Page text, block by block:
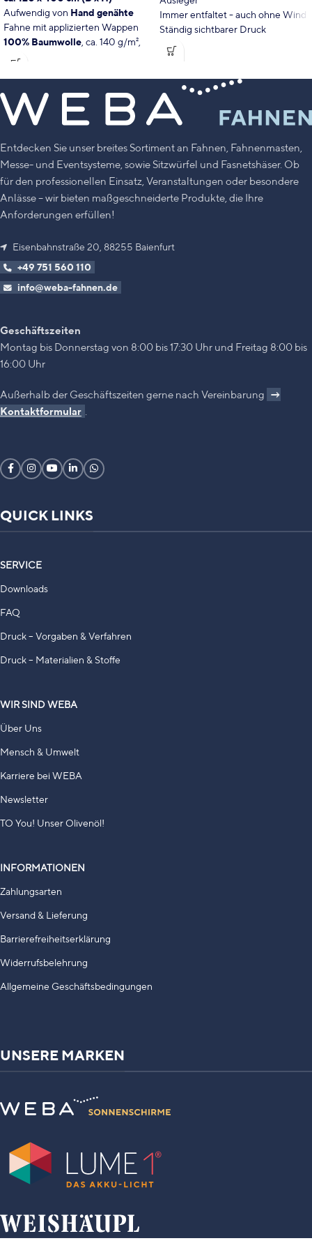
Aufwendig von Hand genähte
Fahne mit applizierten Wappen
100% Baumwolle , ca. 140 g/m²,
waschbar
Oberschwaben
Inkl. Banner-Aufhängung aus Holz
Mit hochwertig, handgefertigter
Aufbewahrungshülle
auf Anfrage: mit
Holzquerstab unten
Zu den klassischen Ravensburger
Fahnen
Immer entfaltet - auch ohne Wind
Ständig sichtbarer Druck
Ihre Stadt / Gemeinde bitte im
Warenkorb angeben.
Entdecken Sie unser breites Sortiment an Fahnen, Fahnenmasten,
Messe- und Eventsysteme, sowie Sitzwürfel und Fasnetshäser. Ob
für den professionellen Einsatz, Veranstaltungen oder besondere
Anlässe – wir bieten maßgeschneiderte Produkte, die Ihre
Anforderungen erfüllen!
Eisenbahnstraße 20, 88255 Baienfurt
+49 751 560 110
info@weba-fahnen.de
Geschäftszeiten
Montag bis Donnerstag von 8:00 bis 17:30 Uhr und Freitag 8:00 bis
16:00 Uhr
Außerhalb der Geschäftszeiten gerne nach Vereinbarung →
Kontaktformular
QUICK LINKS
SERVICE
Downloads
FAQ
Druck – Vorgaben & Verfahren
Druck – Materialien & Stoffe
WIR SIND WEBA
Über Uns
Mensch & Umwelt
Karriere bei WEBA
Newsletter
TO You! Unser Olivenöl!
INFORMATIONEN
Zahlungsarten
Versand & Lieferung
Barrierefreiheitserklärung
Widerrufsbelehrung
Allgemeine Geschäftsbedingungen
UNSERE MARKEN